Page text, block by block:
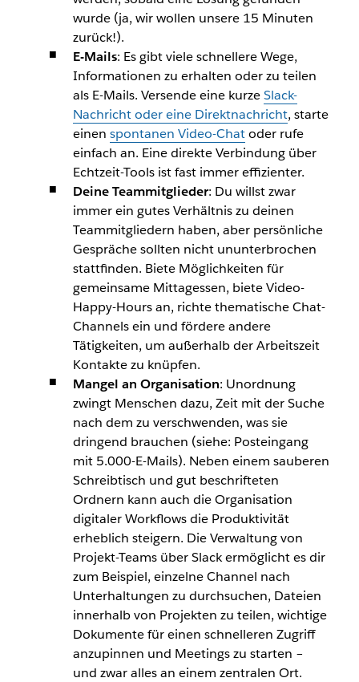
wurde (ja, wir wollen unsere 15 Minuten
zurück!).
E-Mails: Es gibt viele schnellere Wege,
Informationen zu erhalten oder zu teilen
als E-Mails. Versende eine kurzeSlack-
Nachricht oder eine Direktnachricht, starte
einen spontanen Video-Chatoder rufe
einfach an. Eine direkte Verbindung über
Echtzeit-Tools ist fast immer effizienter.
Deine Teammitglieder: Du willst zwar
immer ein gutes Verhältnis zu deinen
Teammitgliedern haben, aber persönliche
Gespräche sollten nicht ununterbrochen
stattfinden. Biete Möglichkeiten für
gemeinsame Mittagessen, biete Video-
Happy-Hours an, richte thematische Chat-
Channels ein und fördere andere
Tätigkeiten, um außerhalb der Arbeitszeit
Kontakte zu knüpfen.
Mangel an Organisation: Unordnung
zwingt Menschen dazu, Zeit mit der Suche
nach dem zu verschwenden, was sie
dringend brauchen (siehe: Posteingang
mit 5.000-E-Mails). Neben einem sauberen
Schreibtisch und gut beschrifteten
Ordnern kann auch die Organisation
digitaler Workflows die Produktivität
erheblich steigern. Die Verwaltung von
Projekt-Teams über Slack ermöglicht es dir
zum Beispiel, einzelne Channel nach
Unterhaltungen zu durchsuchen, Dateien
innerhalb von Projekten zu teilen, wichtige
Dokumente für einen schnelleren Zugriff
anzupinnen und Meetings zu starten –
und zwar alles an einem zentralen Ort.